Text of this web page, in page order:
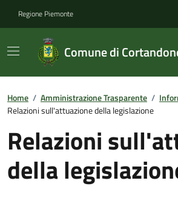
Regione Piemonte
Comune di
Home / Amministrazione Trasparente /
Relazioni sull'attuazione della legislazione
Relazioni
della